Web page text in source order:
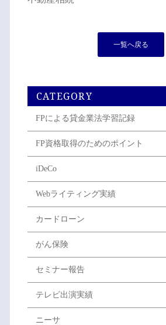
一覧へ戻る
CATEGORY
FPによる貸金業法学習記録
FP資格取得のためのポイント
iDeCo
Webライティング実績
カードローン
がん保険
セミナー報告
テレビ出演実績
ニーサ